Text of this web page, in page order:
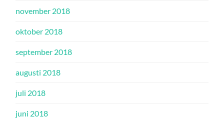
november 2018
oktober 2018
september 2018
augusti 2018
juli 2018
juni 2018